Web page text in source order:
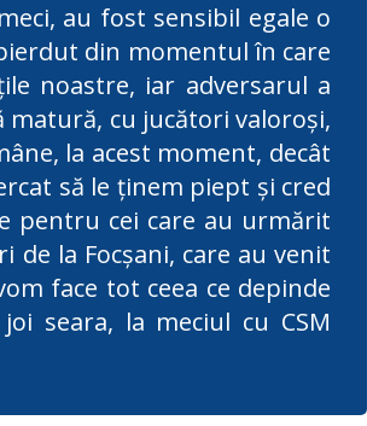
au fost sensibil egale o
din momentul în care
noastre, iar adversarul a
matură, cu jucători valoroși,
la acest moment, decât
să le ținem piept și cred
pentru cei care au urmărit
la Focșani, care au venit
face tot ceea ce depinde
seara, la meciul cu CSM